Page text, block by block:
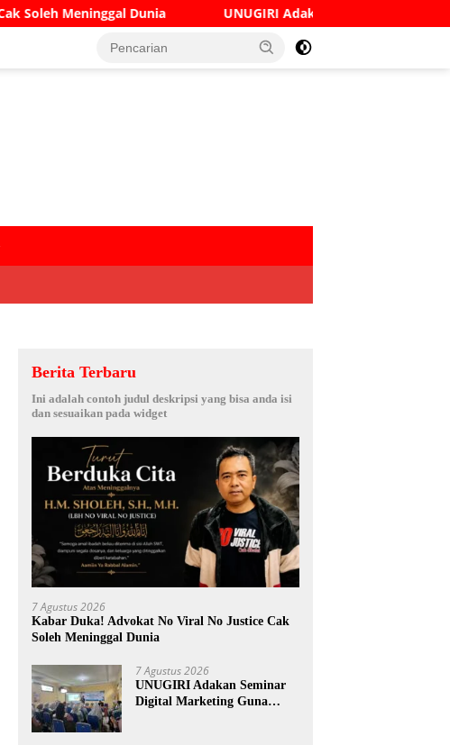
UNUGIRI Adakan Seminar Digital Marketing Guna
Berita Terbaru
Ini adalah contoh judul deskripsi yang bisa anda isi
dan sesuaikan pada widget
7 Agustus 2026
Kabar Duka! Advokat No Viral No Justice Cak
Soleh Meninggal Dunia
7 Agustus 2026
UNUGIRI Adakan Seminar
Digital Marketing Guna